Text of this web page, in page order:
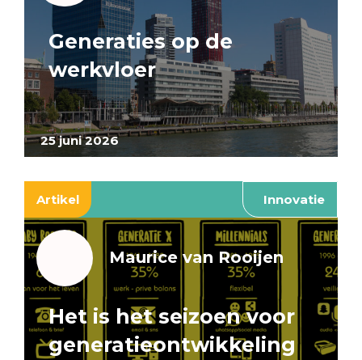
25 juni 2026
Generaties op de
werkvloer
Artikel Innovatie
Maurice van Rooijen
Het is het seizoen voor
generatieontwikkeling